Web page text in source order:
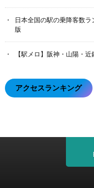
日本全国の駅の乗降客数
版
【駅メロ】阪神・山陽・
アクセスランキング